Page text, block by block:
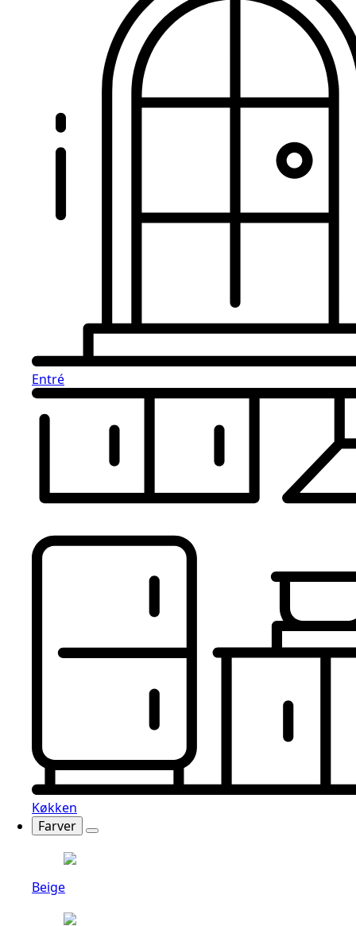
Entré
Køkken
Farver
Beige